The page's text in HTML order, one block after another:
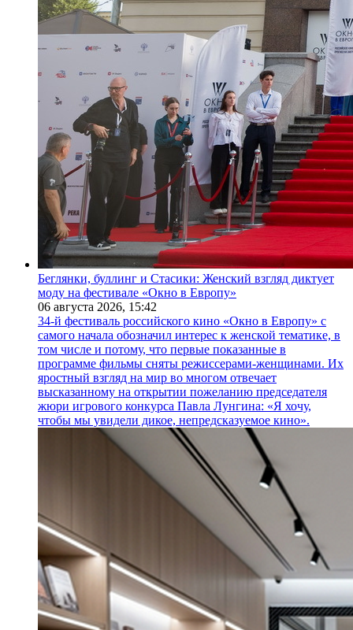
Беглянки, буллинг и Стасики: Женский взгляд диктует
моду на фестивале «Окно в Европу»
06 августа 2026, 15:42
34-й фестиваль российского кино «Окно в Европу» с
самого начала обозначил интерес к женской тематике, в
том числе и потому, что первые показанные в
программе фильмы сняты режиссерами-женщинами. Их
яростный взгляд на мир во многом отвечает
высказанному на открытии пожеланию председателя
жюри игрового конкурса Павла Лунгина: «Я хочу,
чтобы мы увидели дикое, непредсказуемое кино».